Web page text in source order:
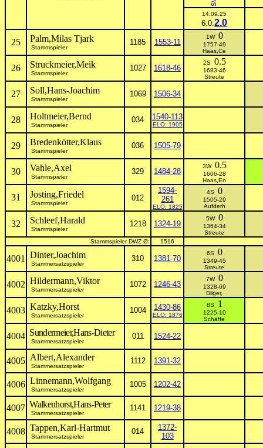
14.09.25
6.0:2.0
25
Palm,Milas Tjark
Stammspieler
1185 1553-11
1W 0
1757-49
Haas,Ce
26 Struckmeier,Meik
Stammspieler
1027 1618-46
2S 0.5
1683-46
Streute
27 Soll,Hans-Joachim
Stammspieler
1069 1506-34
28 Holtmeier,Bernd
Stammspieler
034 1540-113
ELO: 1905
29 Bredenkötter,Klaus
Stammspieler
036 1505-79
30 Vahle,Axel
Stammspieler
329 1484-28
3W 0.5
1606-28
Haas,En
31 Josting,Friedel
Stammspieler
012
1594-
261
ELO: 1825
4S 0
1505-29
Aufderh
32 Schleef,Harald
Stammspieler
1218 1324-19
5W 0
1364-34
Streute
Stammspieler DWZ Ø:
1516
4001 Dinter,Joachim
Stammersatzspieler
310 1381-70
6S 0
1349-45
Streute
4002 Hildermann,Viktor
Stammersatzspieler
1072 1246-43
7W 0
1328-69
Dilger,
4003 Katzky,Horst
Stammersatzspieler
1004 1430-86
ELO: 1876
8S 1
1225-10
Schäffe
4004 Sundermeier,Hans-Dieter
Stammersatzspieler
011 1524-22
4005 Albert,Alexander
Stammersatzspieler
1112 1391-32
4006 Linnemann,Wolfgang
Stammersatzspieler
1005 1202-42
4007 Walkenhorst,Hans-Peter
Stammersatzspieler
1141 1219-38
4008 Tappen,Karl-Hartmut
Stammersatzspieler
014
1372-
103